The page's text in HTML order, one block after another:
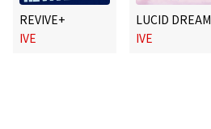
REVIVE+
IVE
LUCID DREAM
IVE